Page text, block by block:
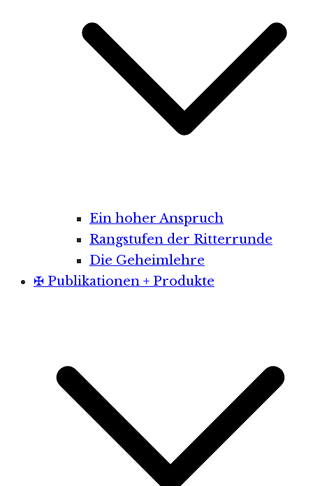
Ein hoher Anspruch
Rangstufen der Ritterrunde
Die Geheimlehre
✠ Publikationen + Produkte